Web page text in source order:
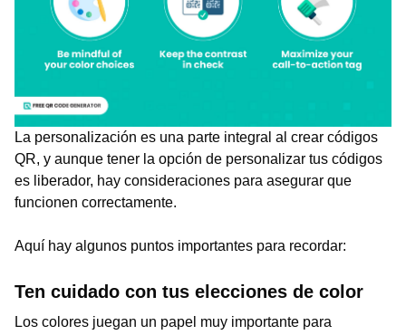
La personalización es una parte integral al crear códigos
QR, y aunque tener la opción de personalizar tus códigos
es liberador, hay consideraciones para asegurar que
funcionen correctamente.
Aquí hay algunos puntos importantes para recordar:
Ten cuidado con tus elecciones de color
Los colores juegan un papel muy importante para